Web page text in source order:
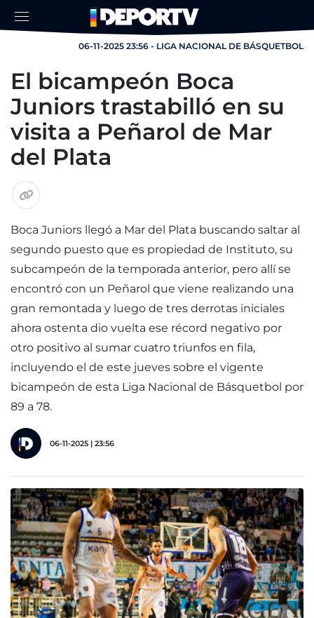
06-11-2025 23:56 - LIGA NACIONAL DE BÁSQUETBOL
El bicampeón Boca
Juniors trastabilló en su
visita a Peñarol de Mar
del Plata
Boca Juniors llegó a Mar del Plata buscando saltar al
segundo puesto que es propiedad de Instituto, su
subcampeón de la temporada anterior, pero allí se
encontró con un Peñarol que viene realizando una
gran remontada y luego de tres derrotas iniciales
ahora ostenta dio vuelta ese récord negativo por
otro positivo al sumar cuatro triunfos en fila,
incluyendo el de este jueves sobre el vigente
bicampeón de esta Liga Nacional de Básquetbol por
89 a 78.
06-11-2025 | 23:56